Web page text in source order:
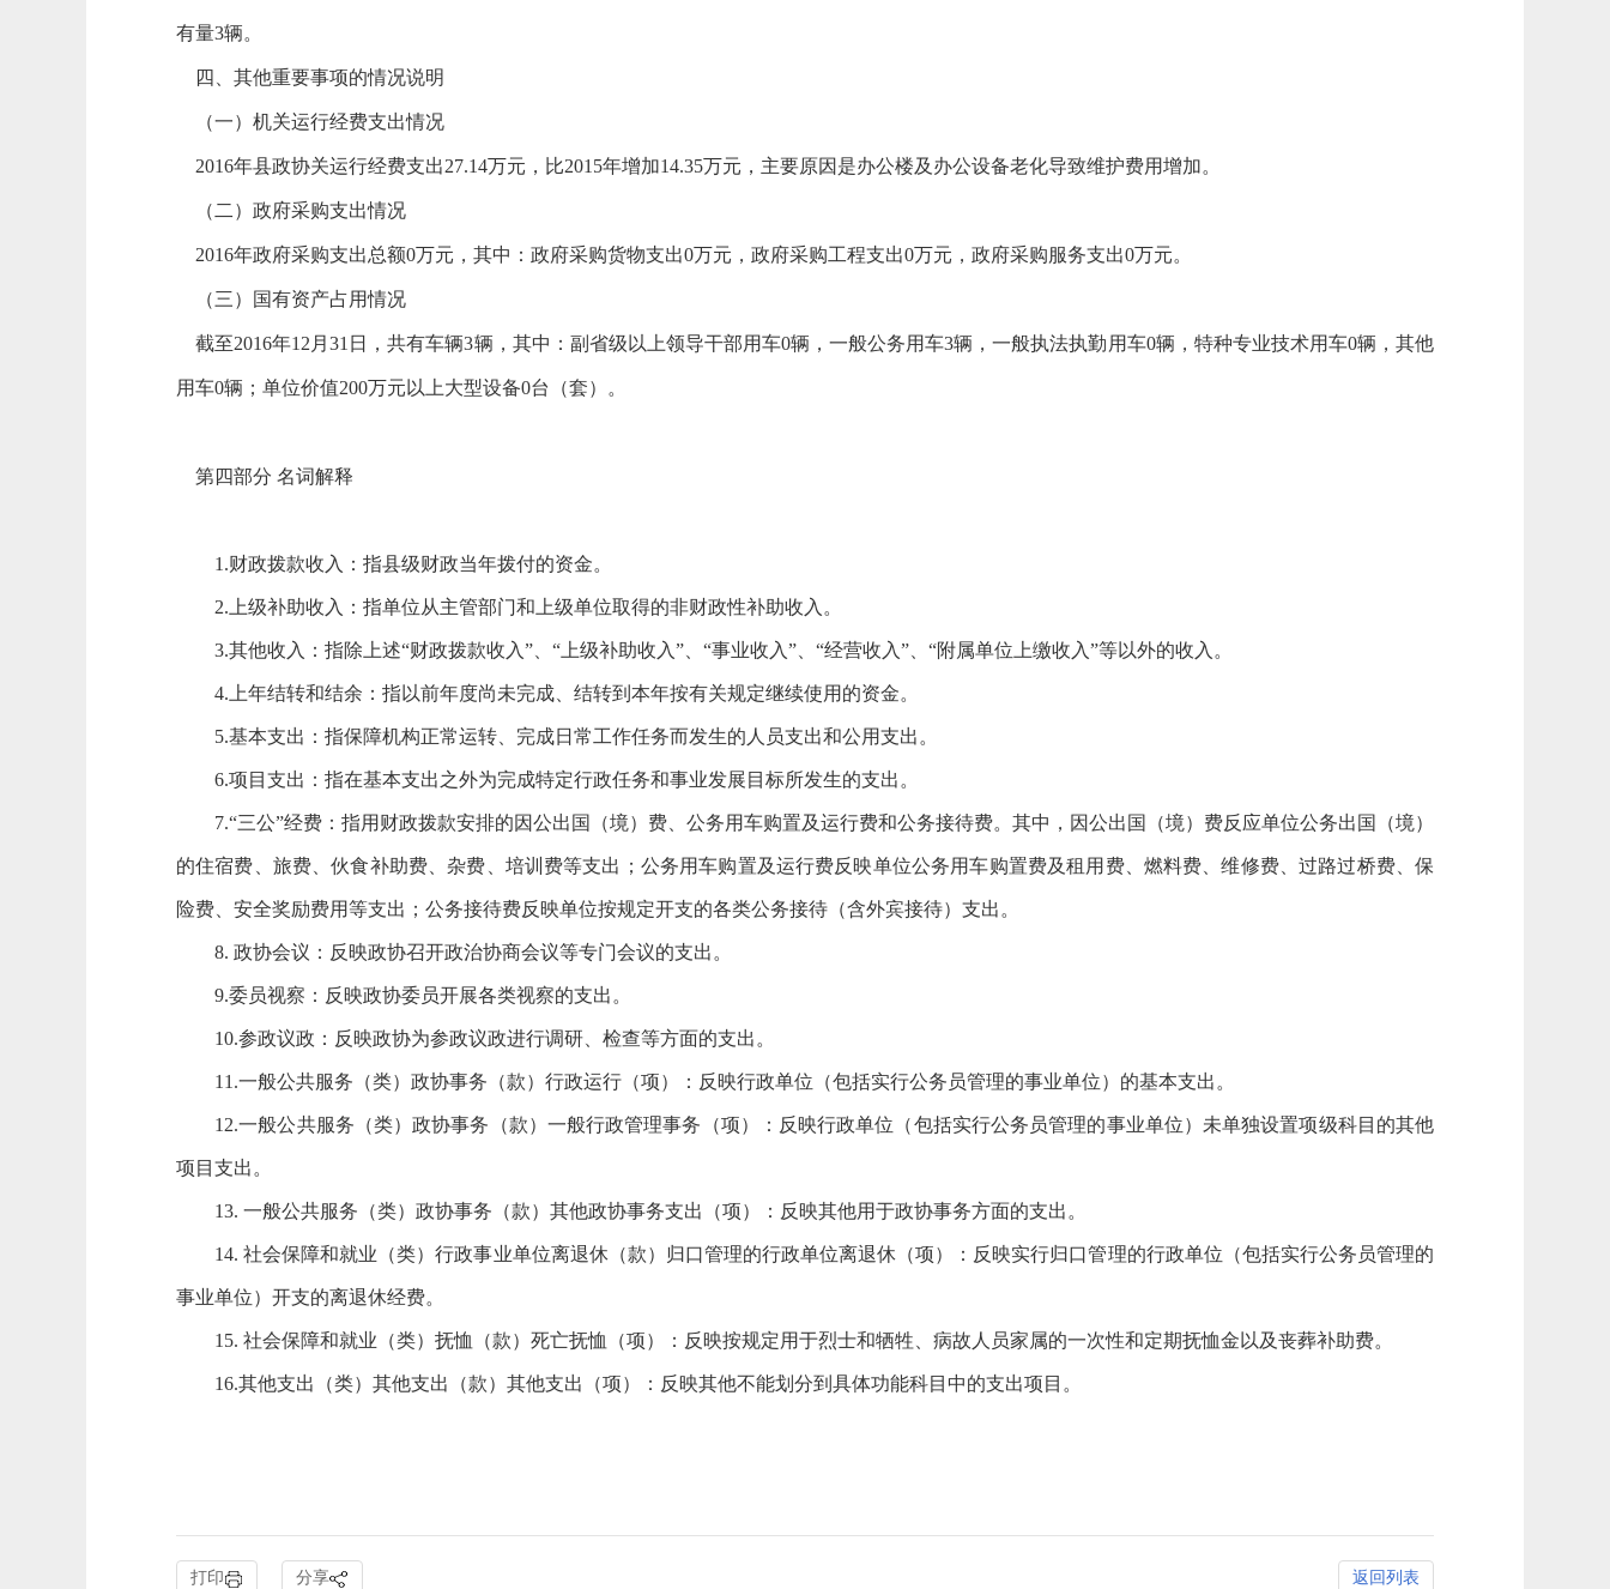
有量3辆。
四、其他重要事项的情况说明
（一）机关运行经费支出情况
2016年县政协关运行经费支出27.14万元，比2015年增加14.35万元，主要原因是办公楼及办公设备老化导致维护费用增加。
（二）政府采购支出情况
2016年政府采购支出总额0万元，其中：政府采购货物支出0万元，政府采购工程支出0万元，政府采购服务支出0万元。
（三）国有资产占用情况
截至2016年12月31日，共有车辆3辆，其中：副省级以上领导干部用车0辆，一般公务用车3辆，一般执法执勤用车0辆，特种专业技术用车0辆，其他
用车0辆；单位价值200万元以上大型设备0台（套）。
第四部分 名词解释
1.财政拨款收入：指县级财政当年拨付的资金。
2.上级补助收入：指单位从主管部门和上级单位取得的非财政性补助收入。
3.其他收入：指除上述“财政拨款收入”、“上级补助收入”、“事业收入”、“经营收入”、“附属单位上缴收入”等以外的收入。
4.上年结转和结余：指以前年度尚未完成、结转到本年按有关规定继续使用的资金。
5.基本支出：指保障机构正常运转、完成日常工作任务而发生的人员支出和公用支出。
6.项目支出：指在基本支出之外为完成特定行政任务和事业发展目标所发生的支出。
7.“三公”经费：指用财政拨款安排的因公出国（境）费、公务用车购置及运行费和公务接待费。其中，因公出国（境）费反应单位公务出国（境）
的住宿费、旅费、伙食补助费、杂费、培训费等支出；公务用车购置及运行费反映单位公务用车购置费及租用费、燃料费、维修费、过路过桥费、保
险费、安全奖励费用等支出；公务接待费反映单位按规定开支的各类公务接待（含外宾接待）支出。
8. 政协会议：反映政协召开政治协商会议等专门会议的支出。
9.委员视察：反映政协委员开展各类视察的支出。
10.参政议政：反映政协为参政议政进行调研、检查等方面的支出。
11.一般公共服务（类）政协事务（款）行政运行（项）：反映行政单位（包括实行公务员管理的事业单位）的基本支出。
12.一般公共服务（类）政协事务（款）一般行政管理事务（项）：反映行政单位（包括实行公务员管理的事业单位）未单独设置项级科目的其他
项目支出。
13. 一般公共服务（类）政协事务（款）其他政协事务支出（项）：反映其他用于政协事务方面的支出。
14. 社会保障和就业（类）行政事业单位离退休（款）归口管理的行政单位离退休（项）：反映实行归口管理的行政单位（包括实行公务员管理的
事业单位）开支的离退休经费。
15. 社会保障和就业（类）抚恤（款）死亡抚恤（项）：反映按规定用于烈士和牺牲、病故人员家属的一次性和定期抚恤金以及丧葬补助费。
16.其他支出（类）其他支出（款）其他支出（项）：反映其他不能划分到具体功能科目中的支出项目。
打印 分享 返回列表